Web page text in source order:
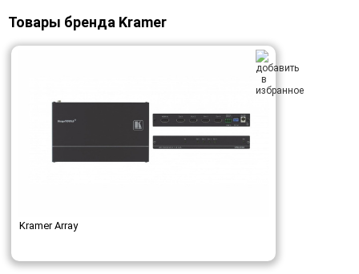
Товары бренда Kramer
Kramer Array